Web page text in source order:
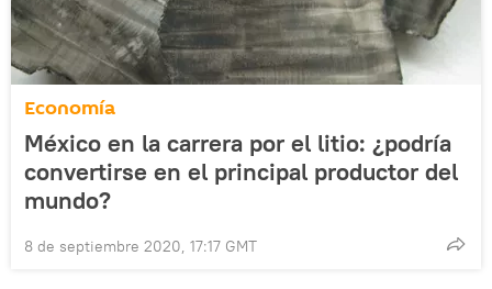
Economía
México en la carrera por el litio: ¿podría
convertirse en el principal productor del
mundo?
8 de septiembre 2020, 17:17 GMT